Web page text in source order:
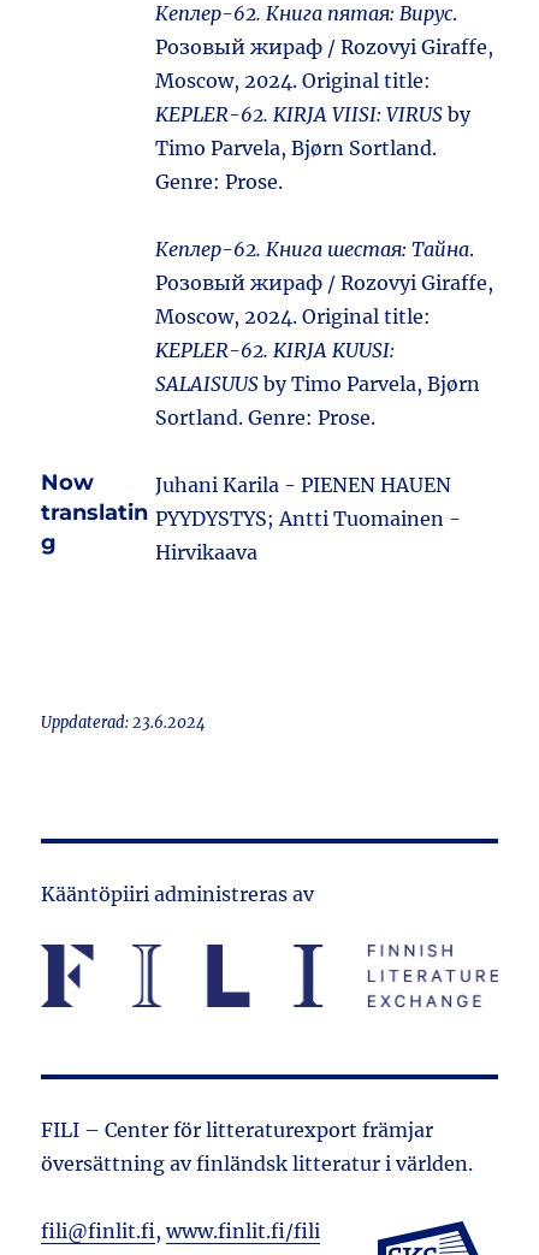
Кеплер-62. Книга пятая: Вирус.
Розовый жираф / Rozovyi Giraffe,
Moscow, 2024. Original title:
KEPLER-62. KIRJA VIISI: VIRUS by
Timo Parvela, Bjørn Sortland.
Genre: Prose.
Кеплер-62. Книга шестая: Тайна.
Розовый жираф / Rozovyi Giraffe,
Moscow, 2024. Original title:
KEPLER-62. KIRJA KUUSI:
SALAISUUS by Timo Parvela, Bjørn
Sortland. Genre: Prose.
Now
translatin
g
Juhani Karila - PIENEN HAUEN
PYYDYSTYS; Antti Tuomainen -
Hirvikaava
Uppdaterad: 23.6.2024
Kääntöpiiri administreras av
FILI – Center för litteraturexport främjar
översättning av finländsk litteratur i världen.
fili@finlit.fi,www.finlit.fi/fili